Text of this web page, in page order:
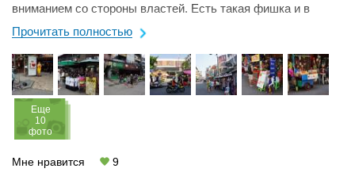
вниманием со стороны властей. Есть такая фишка и в
столице Таиланда— Бангкоке....
Прочитать полностью
Eще
10
фото
Мне нравится 9